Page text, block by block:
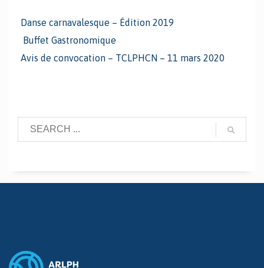
Danse carnavalesque – Édition 2019
Buffet Gastronomique
Avis de convocation – TCLPHCN – 11 mars 2020